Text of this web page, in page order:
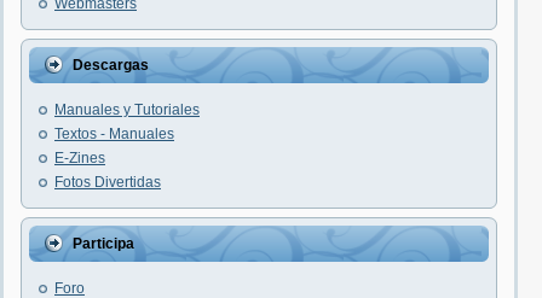
Webmasters
Descargas
Manuales y Tutoriales
Textos - Manuales
E-Zines
Fotos Divertidas
Participa
Foro